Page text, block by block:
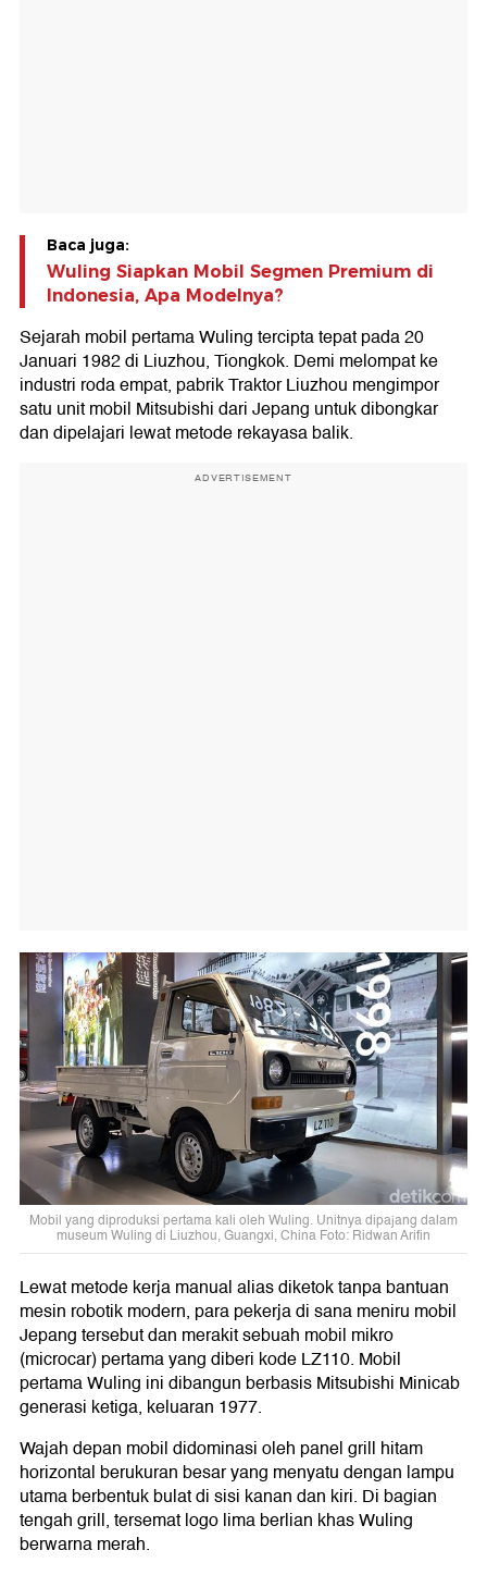
Baca juga:
Wuling Siapkan Mobil Segmen Premium di
Indonesia, Apa Modelnya?
Sejarah mobil pertama Wuling tercipta tepat pada 20
Januari 1982 di Liuzhou, Tiongkok. Demi melompat ke
industri roda empat, pabrik Traktor Liuzhou mengimpor
satu unit mobil Mitsubishi dari Jepang untuk dibongkar
dan dipelajari lewat metode rekayasa balik.
ADVERTISEMENT
Mobil yang diproduksi pertama kali oleh Wuling. Unitnya dipajang dalam
museum Wuling di Liuzhou, Guangxi, China Foto: Ridwan Arifin
Lewat metode kerja manual alias diketok tanpa bantuan
mesin robotik modern, para pekerja di sana meniru mobil
Jepang tersebut dan merakit sebuah mobil mikro
(microcar) pertama yang diberi kode LZ110. Mobil
pertama Wuling ini dibangun berbasis Mitsubishi Minicab
generasi ketiga, keluaran 1977.
Wajah depan mobil didominasi oleh panel grill hitam
horizontal berukuran besar yang menyatu dengan lampu
utama berbentuk bulat di sisi kanan dan kiri. Di bagian
tengah grill, tersemat logo lima berlian khas Wuling
berwarna merah.